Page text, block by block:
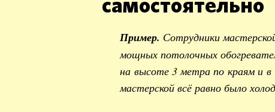
самостоятельно
Пример. Сотрудники
мощных потолочных
на высоте 3 метра по краям и в
мастерской всё равно было